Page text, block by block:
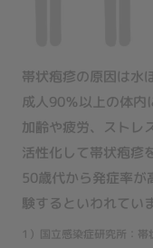
帯状疱疹の原因は水
成人90％以上の体内
加齢や疲労、ストレ
活性化して帯状疱疹
50歳代から発症率
験するといわれてい
1）国立感染症研究所：